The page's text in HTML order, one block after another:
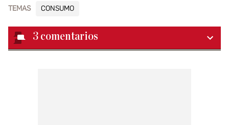
TEMAS CONSUMO
3 comentarios